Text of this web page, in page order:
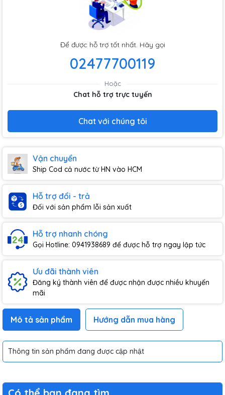
Để được hỗ trợ tốt nhất. Hãy gọi
02477700119
Hoặc
Chat hỗ trợ trực tuyến
Chat với chúng tôi
Vận chuyển
Ship Cod cả nước từ HN vào HCM
Hỗ trợ đổi - trả
Đối với sản phẩm lỗi sản xuất
Hỗ trợ nhanh chóng
Gọi Hotline: 0941938689 để được hỗ trợ ngay lập tức
Ưu đãi thành viên
Đăng ký thành viên để được nhận được nhiều khuyến
mãi
Mô tả sản phẩm Hướng dẫn mua hàng
Thông tin sản phẩm đang được cập nhật